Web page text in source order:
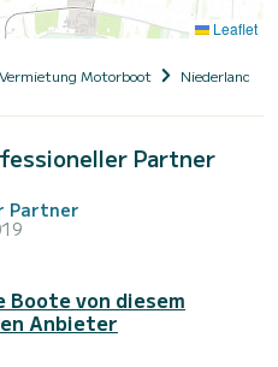
Leaflet
Vermietung Motorboot Niederlande,
Partner
Partner
Boote von diesem
Anbieter